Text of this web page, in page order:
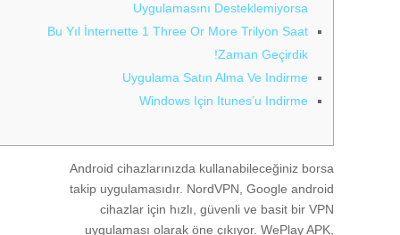
Uygulamasını Desteklemiyorsa
Bu Yıl İnternette 1 Three Or More Trilyon Saat
Zaman Geçirdik!
Uygulama Satın Alma Ve Indirme
Windows Için Itunes’u Indirme
Android cihazlarınızda kullanabileceğiniz borsa
takip uygulamasıdır. NordVPN, Google android
cihazlar için hızlı, güvenli ve basit bir VPN
uygulaması olarak öne çıkıyor. WePlay APK,